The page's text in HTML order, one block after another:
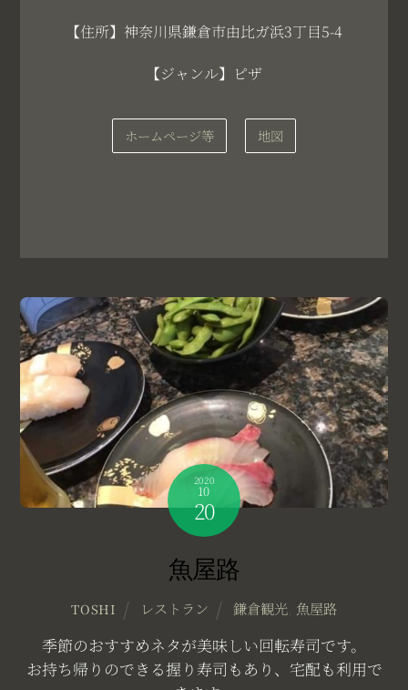
【住所】神奈川県鎌倉市由比ガ浜3丁目5-4
【ジャンル】ピザ
ホームページ等 地図
2020
10
20
魚屋路
TOSHI レストラン 鎌倉観光, 魚屋路
季節のおすすめネタが美味しい回転寿司です。
お持ち帰りのできる握り寿司もあり、宅配も利用で